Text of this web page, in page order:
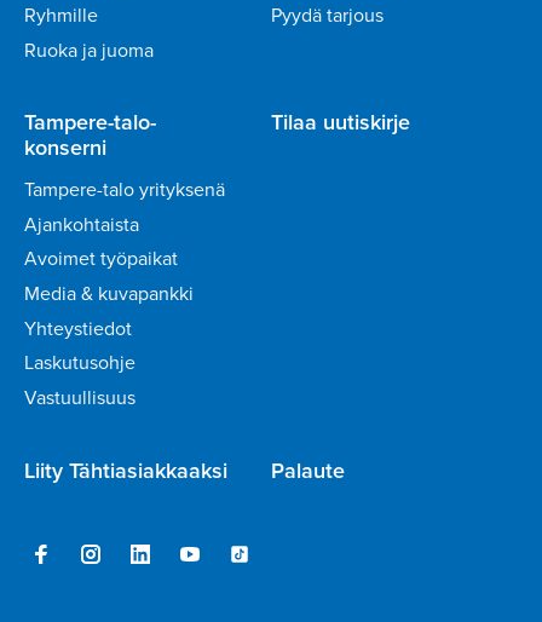
Ryhmille
Ruoka ja juoma
Pyydä tarjous
Tampere-talo-
konserni
Tampere-talo yrityksenä
Ajankohtaista
Avoimet työpaikat
Media & kuvapankki
Yhteystiedot
Laskutusohje
Vastuullisuus
Tilaa uutiskirje
Liity Tähtiasiakkaaksi Palaute